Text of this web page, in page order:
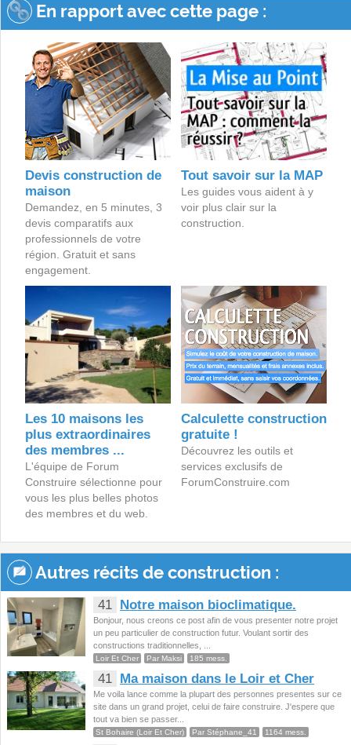
En rapport avec cette page :
Devis construction de
maison
Demandez, en 5 minutes, 3
devis comparatifs aux
professionnels de votre
région. Gratuit et sans
engagement.
Tout savoir sur la MAP
Les guides vous aident à y
voir plus clair sur la
construction.
Les 10 maisons les
plus extraordinaires
des membres ...
L'équipe de Forum
Construire sélectionne pour
vous les plus belles photos
des membres et du web.
Calculette construction
gratuite !
Découvrez les outils et
services exclusifs de
ForumConstruire.com
Autres récits de construction :
41 Notre maison bioclimatique.
Bonjour, nous creons ce post afin de vous presenter notre projet
un peu particulier de construction futur. Voulant sortir des
constructions traditionnelles, ...
Loir Et Cher Par Maksi 185 mess.
41 Ma maison dans le Loir et Cher
Me voila lance comme la plupart des personnes presentes sur ce
site dans un grand projet, celui de faire construire. J'espere que
tout va bien se passer...
St Bohaire (Loir Et Cher) Par Stéphane_41 1164 mess.